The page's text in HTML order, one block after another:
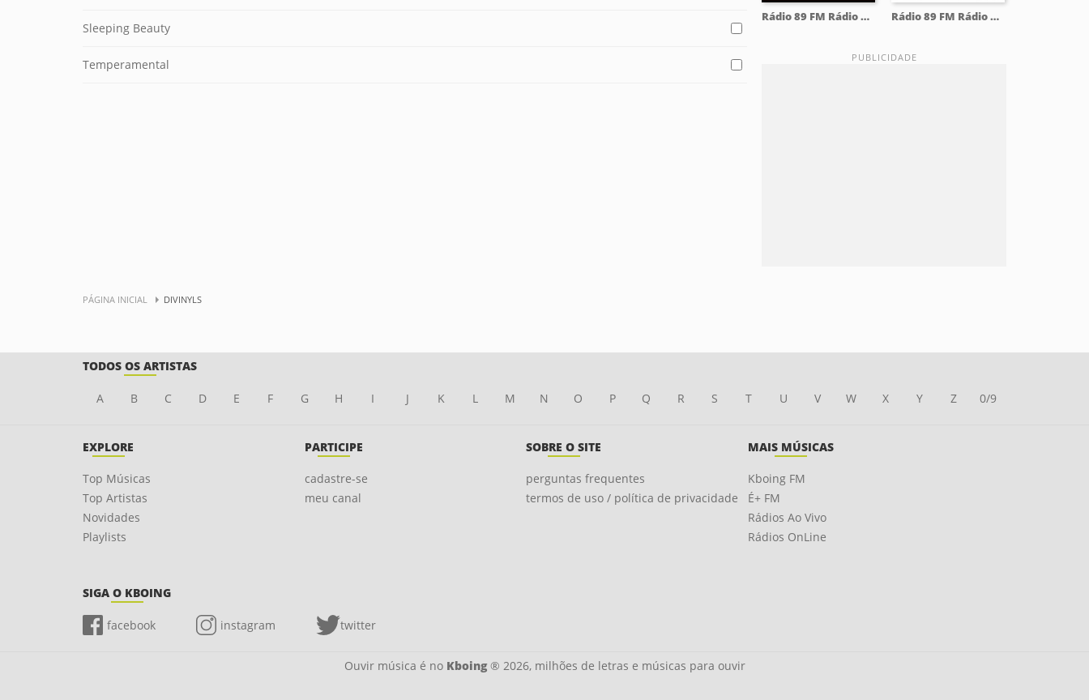
Sleeping Beauty
Temperamental
Rádio 89 FM Rádio Rock 94.5 FM Rádio 89 FM Rádio Rock
PÁGINA INICIAL DIVINYLS
TODOS OS ARTISTAS
A B C D E F G H I J K L M N O P Q R S T U V W X Y Z 0/9
EXPLORE
Top Músicas
Top Artistas
Novidades
Playlists
PARTICIPE
cadastre-se
meu canal
SOBRE O SITE
perguntas frequentes
termos de uso / política de privacidade
MAIS MÚSICAS
Kboing FM
É+ FM
Rádios Ao Vivo
Rádios OnLine
SIGA O KBOING
facebook instagram twitter
Ouvir música é no Kboing® 2026, milhões de letras e músicas para ouvir